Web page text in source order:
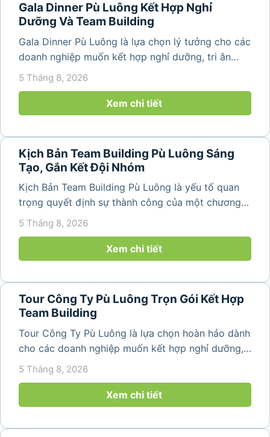
Gala Dinner Pù Luông Kết Hợp Nghỉ
Dưỡng Và Team Building
Gala Dinner Pù Luông là lựa chọn lý tưởng cho các
doanh nghiệp muốn kết hợp nghỉ dưỡng, tri ân
nhân viên và xây dựng tinh thần đồng đội trong
không gian thiên nhiên yên bình. Với khung cảnh
núi rừng hùng vĩ, không khí...
5 Tháng 8, 2026
Xem chi tiết
Kịch Bản Team Building Pù Luông Sáng
Tạo, Gắn Kết Đội Nhóm
Kịch Bản Team Building Pù Luông là yếu tố quan
trọng quyết định sự thành công của một chương
trình du lịch doanh nghiệp. Một kịch bản được xây
giây vui vẻ, sôi động mà còn...
5 Tháng 8, 2026
Xem chi tiết
Tour Công Ty Pù Luông Trọn Gói Kết Hợp
Team Building
Tour Công Ty Pù Luông là lựa chọn hoàn hảo dành
cho các doanh nghiệp muốn kết hợp nghỉ dưỡng,
team building và gắn kết tập thể trong không gian
thiên nhiên trong lành. Chỉ cách Hà Nội và Thanh
Hóa vài giờ di chuyển,...
5 Tháng 8, 2026
Xem chi tiết